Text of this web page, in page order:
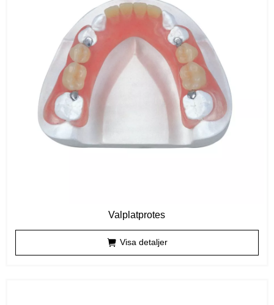
Valplatprotes
Visa detaljer